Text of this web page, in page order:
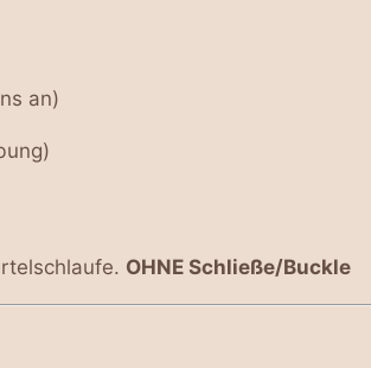
an)
OHNE Schließe/Buckle